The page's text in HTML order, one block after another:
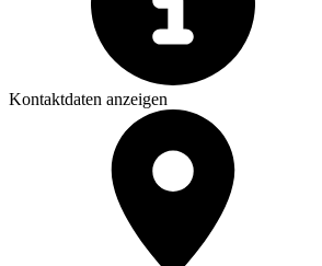
Kontaktdaten anzeigen